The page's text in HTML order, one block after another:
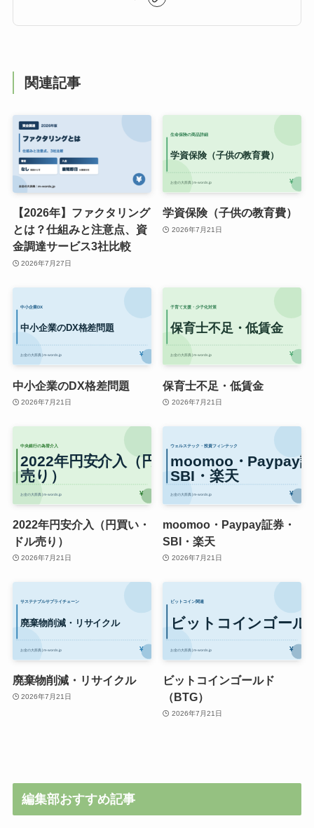
関連記事
【2026年】ファクタリング
とは？仕組みと注意点、資
金調達サービス3社比較
2026年7月27日
学資保険（子供の教育費）
2026年7月21日
中小企業のDX格差問題
2026年7月21日
保育士不足・低賃金
2026年7月21日
2022年円安介入（円買い・
ドル売り）
2026年7月21日
moomoo・Paypay証券・
SBI・楽天
2026年7月21日
廃棄物削減・リサイクル
2026年7月21日
ビットコインゴールド
（BTG）
2026年7月21日
編集部おすすめ記事